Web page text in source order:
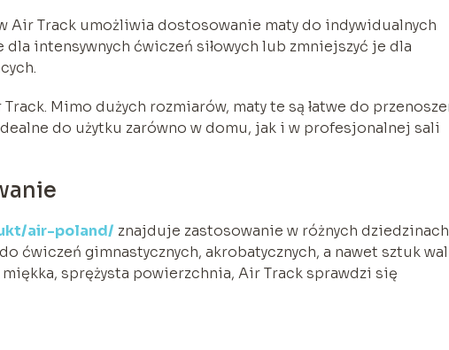
Air Track umożliwia dostosowanie maty do indywidualnych
intensywnych ćwiczeń siłowych lub zmniejszyć je dla
Mimo dużych rozmiarów, maty te są łatwe do
do użytku zarówno w domu, jak i w profesjonalnej sali
air-poland/ znajduje zastosowanie w różnych dziedzinach
ćwiczeń gimnastycznych, akrobatycznych, a nawet sztuk
sprężysta powierzchnia, Air Track sprawdzi się